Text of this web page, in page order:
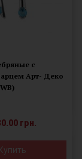
с
Арт- Деко
грн.
Купить